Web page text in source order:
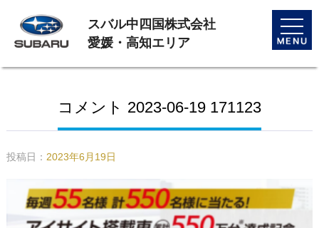
toggle
スバル中四国株式会社
愛媛・高知エリア
コメント 2023-06-19 171123
投稿日： 2023年6月19日